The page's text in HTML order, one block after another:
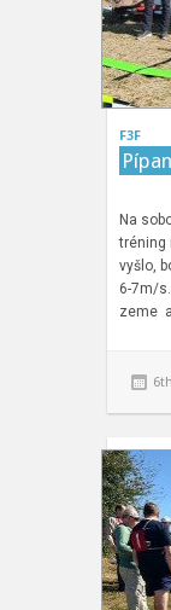
F3F
Na
tréning
vyšlo,
6-7m/
zeme